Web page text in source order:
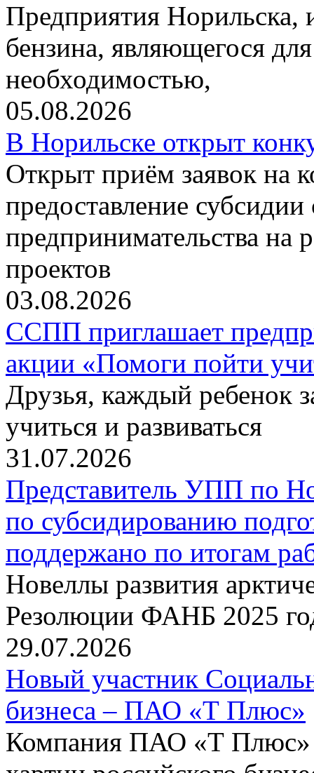
Предприятия
бензина, являющегося
необходимостью,
05.08.2026
В Норильске открыт
Открыт приём заявок на
предоставление
предпринимательства на
проектов
03.08.2026
ССПП приглашает
акции «Помоги пойти
Друзья, каждый ребенок
учиться и развиваться
31.07.2026
Представитель УПП по
по субсидированию
поддержано по итогам
Новеллы развития
Резолюции ФАНБ 2025
29.07.2026
Новый участник
бизнеса – ПАО «Т Плюс»
Компания ПАО «Т Плюс»